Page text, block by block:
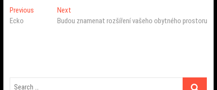
Navigace
pro
PreviousPrevious
Ecko
Next
post:
Budou znamenat rozšíření vašeho obytného prostoru